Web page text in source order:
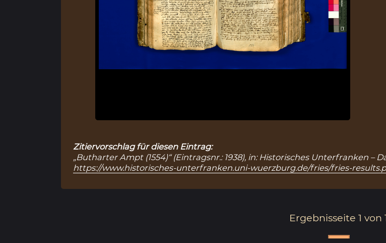
Zitiervorschlag für diesen Eintrag:
„Butharter Ampt (1554)“ (Eintragsnr.: 1938), in: Historisches Unterfranken –
https://www.historisches-unterfranken.uni-wuerzburg.de/fries/fries-
Ergebnisseite 1 von